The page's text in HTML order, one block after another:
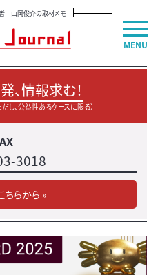
者 山岡俊介の取材メモ
、情報求む！
し、公益性あるケースに限る）
3018
ちらから »
MENU